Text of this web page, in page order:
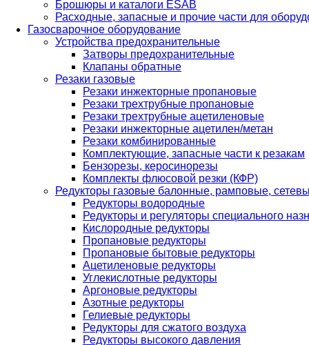
Брошюры и каталоги ESAB
Расходные, запасные и прочие части для
Газосварочное оборудование
Устройства предохранительные
Затворы предохранительные
Клапаны обратные
Резаки газовые
Резаки инжекторные пропановые
Резаки трехтрубные пропановые
Резаки трехтрубные ацетиленовые
Резаки инжекторные ацетилен/метан
Резаки комбинированные
Комплектующие, запасные части к резакам
Бензорезы, керосинорезы
Комплекты флюсовой резки (КФР)
Редукторы газовые балонные, рамповые,
Редукторы водородные
Редукторы и регуляторы специального
Кислородные редукторы
Пропановые редукторы
Пропановые бытовые редукторы
Ацетиленовые редукторы
Углекислотные редукторы
Аргоновые редукторы
Азотные редукторы
Гелиевые редукторы
Редукторы для сжатого воздуха
Редукторы высокого давления